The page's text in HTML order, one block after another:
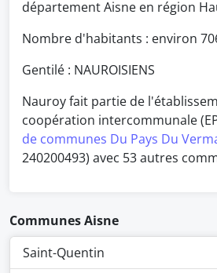
département Aisne en région
Nombre d'habitants : environ
Gentilé : NAUROISIENS
Nauroy fait partie de
coopération intercommunale
de communes Du Pays Du
240200493) avec 53 autres
Communes Aisne
Saint-Quentin